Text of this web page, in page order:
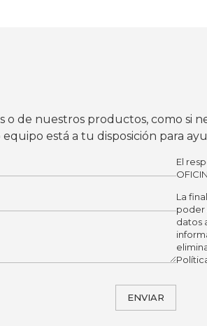
o de nuestros productos, como si
está a tu disposición para
ENVIAR
El
La
poder
datos